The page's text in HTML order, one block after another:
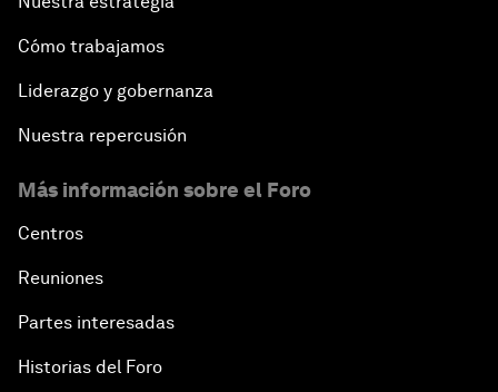
Cómo trabajamos
Liderazgo y gobernanza
Nuestra repercusión
Más información sobre el Foro
Centros
Reuniones
Partes interesadas
Historias del Foro